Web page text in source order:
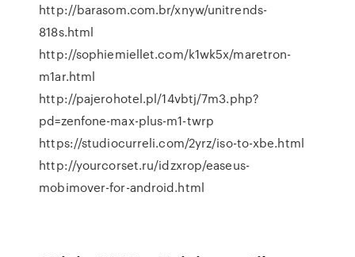
http://barasom.com.br/xnyw/unitrends-
818s.html
http://sophiemiellet.com/k1wk5x/maretron-
m1ar.html
http://pajerohotel.pl/14vbtj/7m3.php?
pd=zenfone-max-plus-m1-twrp
https://studiocurreli.com/2yrz/iso-to-xbe.html
http://yourcorset.ru/idzxrop/easeus-
mobimover-for-android.html